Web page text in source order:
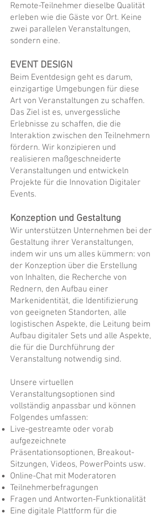
Remote-Teilnehmer dieselbe Qualität
erleben wie die Gäste vor Ort. Keine
zwei parallelen Veranstaltungen,
sondern eine.
EVENT DESIGN
Beim Eventdesign geht es darum,
einzigartige Umgebungen für diese
Art von Veranstaltungen zu schaffen.
Das Ziel ist es, unvergessliche
Erlebnisse zu schaffen, die die
Interaktion zwischen den Teilnehmern
fördern. Wir konzipieren und
realisieren maßgeschneiderte
Veranstaltungen und entwickeln
Projekte für die Innovation Digitaler
Events.
Konzeption und Gestaltung
Wir unterstützen Unternehmen bei der
Gestaltung ihrer Veranstaltungen,
indem wir uns um alles kümmern: von
der Konzeption über die Erstellung
von Inhalten, die Recherche von
Rednern, den Aufbau einer
Markenidentität, die Identifizierung
von geeigneten Standorten, alle
logistischen Aspekte, die Leitung beim
Aufbau digitaler Sets und alle Aspekte,
die für die Durchführung der
Veranstaltung notwendig sind.
Unsere virtuellen
Veranstaltungsoptionen sind
vollständig anpassbar und können
Folgendes umfassen:
Live-gestreamte oder vorab
aufgezeichnete
Präsentationsoptionen, Breakout-
Sitzungen, Videos, PowerPoints usw.
Online-Chat mit Moderatoren
Teilnehmerbefragungen
Fragen und Antworten-Funktionalität
Eine digitale Plattform für die